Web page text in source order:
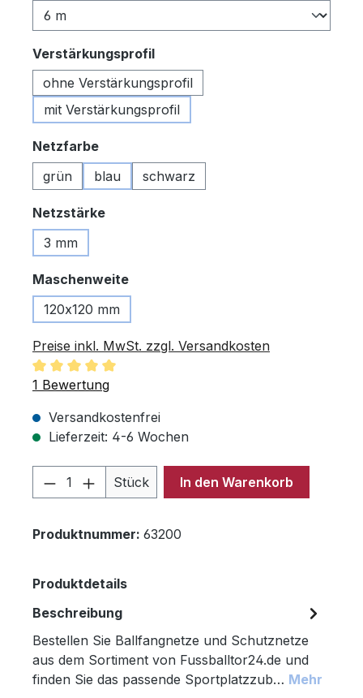
Verstärkungsprofilauswählen
ohne Verstärkungsprofil
mit Verstärkungsprofil
Netzfarbeauswählen
grün
blau schwarz
Netzstärkeauswählen
3 mm
Maschenweiteauswählen
120x120 mm
Preise inkl. MwSt. zzgl. Versandkosten
Durchschnittliche Bewertung von 5 von 5 Sternen
1 Bewertung
Versandkostenfrei
Lieferzeit: 4-6 Wochen
Produkt Anzahl: Gib den
Stück In den Warenkorb
Produktnummer: 63200
Produktdetails
Beschreibung
Bestellen Sie Ballfangnetze und Schutznetze
aus dem Sortiment von Fussballtor24.de und
finden Sie das passende Sportplatzzub… Mehr